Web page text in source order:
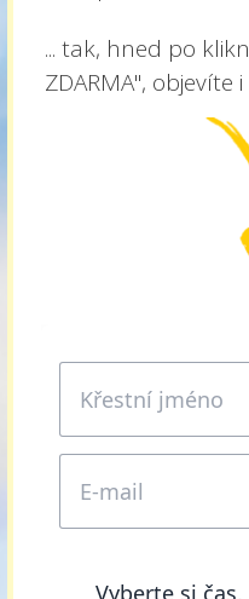
... tak, hned po
ZDARMA", objevíte